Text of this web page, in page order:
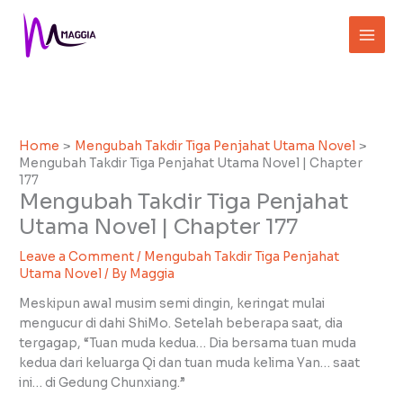
content
Home
Mengubah Takdir Tiga Penjahat Utama Novel
Mengubah Takdir Tiga Penjahat Utama Novel | Chapter
177
Mengubah Takdir Tiga Penjahat
Utama Novel | Chapter 177
Leave a Comment/ Mengubah Takdir Tiga Penjahat
Utama Novel / By Maggia
Meskipun awal musim semi dingin, keringat mulai
mengucur di dahi ShiMo. Setelah beberapa saat, dia
tergagap, “Tuan muda kedua… Dia bersama tuan muda
kedua dari keluarga Qi dan tuan muda kelima Yan… saat
ini… di Gedung Chunxiang.”